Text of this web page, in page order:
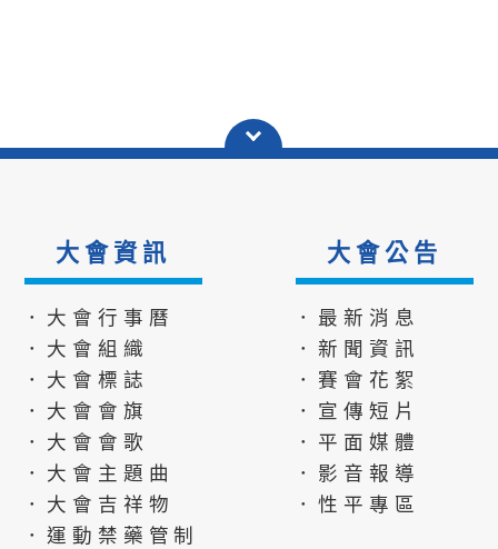
大會資訊
．大會行事曆
．大會組織
．大會標誌
．大會會旗
．大會會歌
．大會主題曲
．大會吉祥物
．運動禁藥管制
大會公告
．最新消息
．新聞資訊
．賽會花絮
．宣傳短片
．平面媒體
．影音報導
．性平專區